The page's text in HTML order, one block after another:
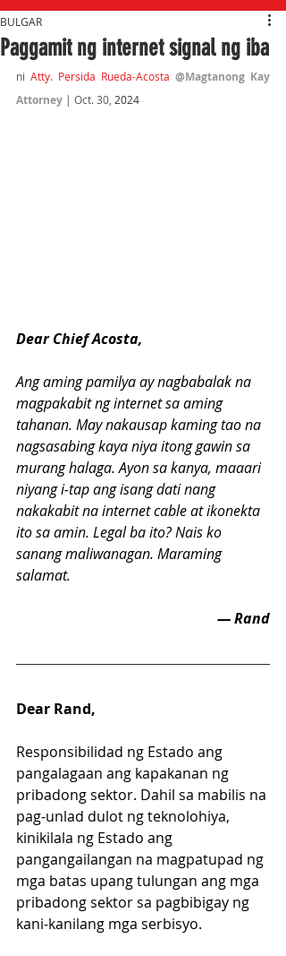
Paggamit ng internet signal ng iba
BULGAR
ni Atty. Persida Rueda-Acosta @Magtanong Kay
Attorney | Oct. 30, 2024
Dear Chief Acosta,
Ang aming pamilya ay nagbabalak na
magpakabit ng internet sa aming
tahanan. May nakausap kaming tao na
nagsasabing kaya niya itong gawin sa
murang halaga. Ayon sa kanya, maaari
niyang i-tap ang isang dati nang
nakakabit na internet cable at ikonekta
ito sa amin. Legal ba ito? Nais ko
sanang maliwanagan. Maraming
salamat.
— Rand
Dear Rand,
Responsibilidad ng Estado ang
pangalagaan ang kapakanan ng
pribadong sektor. Dahil sa mabilis na
pag-unlad dulot ng teknolohiya,
kinikilala ng Estado ang
pangangailangan na magpatupad ng
mga batas upang tulungan ang mga
pribadong sektor sa pagbibigay ng
kani-kanilang mga serbisyo.